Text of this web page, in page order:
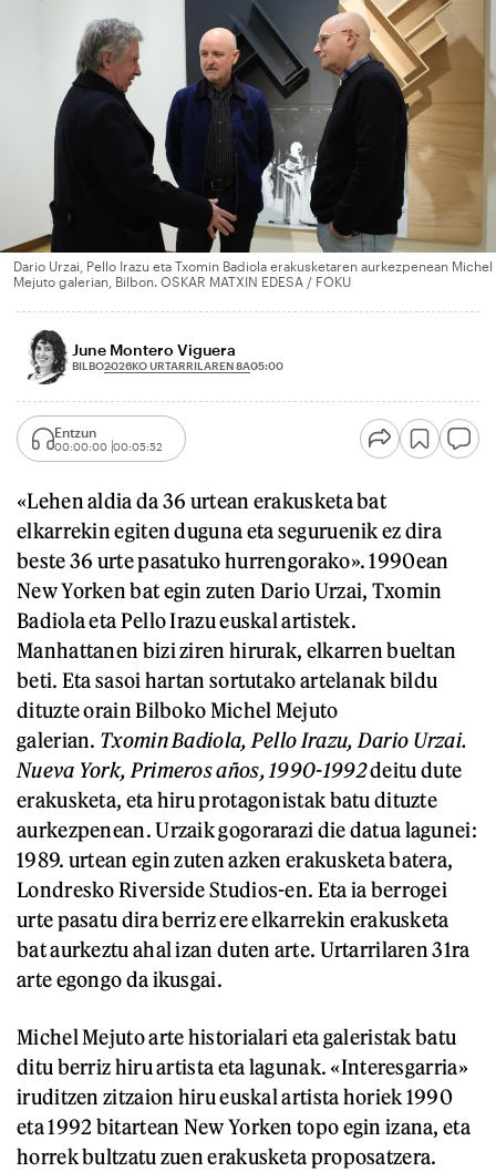
Dario Urzai, Pello Irazu eta Txomin Badiola erakusketaren aurkezpenean Michel
Mejuto galerian, Bilbon. OSKAR MATXIN EDESA / FOKU
June Montero Viguera
BILBO2026KO URTARRILAREN 8A05:00
Entzun
00:00:00 00:05:52
«Lehen aldia da 36 urtean erakusketa bat
elkarrekin egiten duguna eta seguruenik ez dira
beste 36 urte pasatuko hurrengorako». 1990ean
New Yorken bat egin zuten Dario Urzai, Txomin
Badiola eta Pello Irazu euskal artistek.
Manhattanen bizi ziren hirurak, elkarren bueltan
beti. Eta sasoi hartan sortutako artelanak bildu
dituzte orain Bilboko Michel Mejuto
galerian. Txomin Badiola, Pello Irazu, Dario Urzai.
Nueva York, Primeros años, 1990-1992deitu dute
erakusketa, eta hiru protagonistak batu dituzte
aurkezpenean. Urzaik gogorarazi die datua lagunei:
1989. urtean egin zuten azken erakusketa batera,
Londresko Riverside Studios-en. Eta ia berrogei
urte pasatu dira berriz ere elkarrekin erakusketa
bat aurkeztu ahal izan duten arte. Urtarrilaren 31ra
arte egongo da ikusgai.
Michel Mejuto arte historialari eta galeristak batu
ditu berriz hiru artista eta lagunak. «Interesgarria»
iruditzen zitzaion hiru euskal artista horiek 1990
eta 1992 bitartean New Yorken topo egin izana, eta
horrek bultzatu zuen erakusketa proposatzera.